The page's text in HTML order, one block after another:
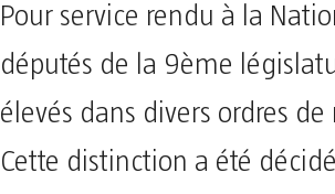
Pour service rendu à la
députés de la 9ème
élevés dans divers ordres de
Cette distinction a été